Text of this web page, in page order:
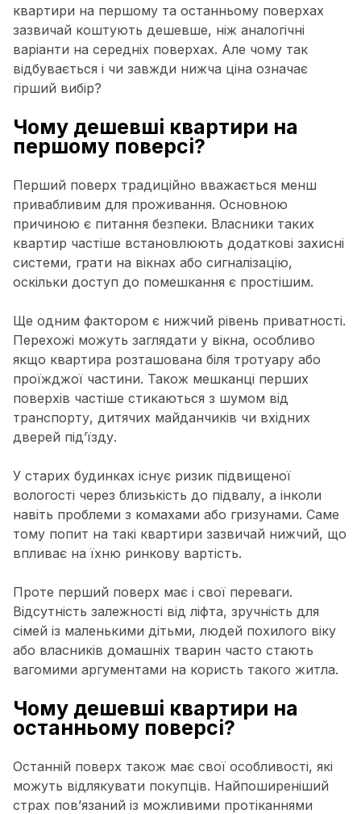
квартири на першому та останньому поверхах
зазвичай коштують дешевше, ніж аналогічні
варіанти на середніх поверхах. Але чому так
відбувається і чи завжди нижча ціна означає
гірший вибір?
Чому дешевші квартири на
першому поверсі?
Перший поверх традиційно вважається менш
привабливим для проживання. Основною
причиною є питання безпеки. Власники таких
квартир частіше встановлюють додаткові захисні
системи, грати на вікнах або сигналізацію,
оскільки доступ до помешкання є простішим.
Ще одним фактором є нижчий рівень приватності.
Перехожі можуть заглядати у вікна, особливо
якщо квартира розташована біля тротуару або
проїжджої частини. Також мешканці перших
поверхів частіше стикаються з шумом від
транспорту, дитячих майданчиків чи вхідних
дверей під’їзду.
У старих будинках існує ризик підвищеної
вологості через близькість до підвалу, а інколи
навіть проблеми з комахами або гризунами. Саме
тому попит на такі квартири зазвичай нижчий, що
впливає на їхню ринкову вартість.
Проте перший поверх має і свої переваги.
Відсутність залежності від ліфта, зручність для
сімей із маленькими дітьми, людей похилого віку
або власників домашніх тварин часто стають
вагомими аргументами на користь такого житла.
Чому дешевші квартири на
останньому поверсі?
Останній поверх також має свої особливості, які
можуть відлякувати покупців. Найпоширеніший
страх пов’язаний із можливими протіканнями